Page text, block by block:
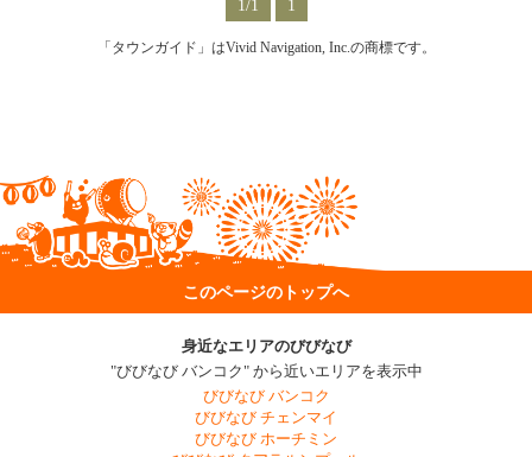
1/1 1
「タウンガイド」はVivid Navigation, Inc.の商標です。
このページのトップへ
身近なエリアのびびなび
"びびなび バンコク" から近いエリアを表示中
びびなび バンコク
びびなび チェンマイ
びびなび ホーチミン